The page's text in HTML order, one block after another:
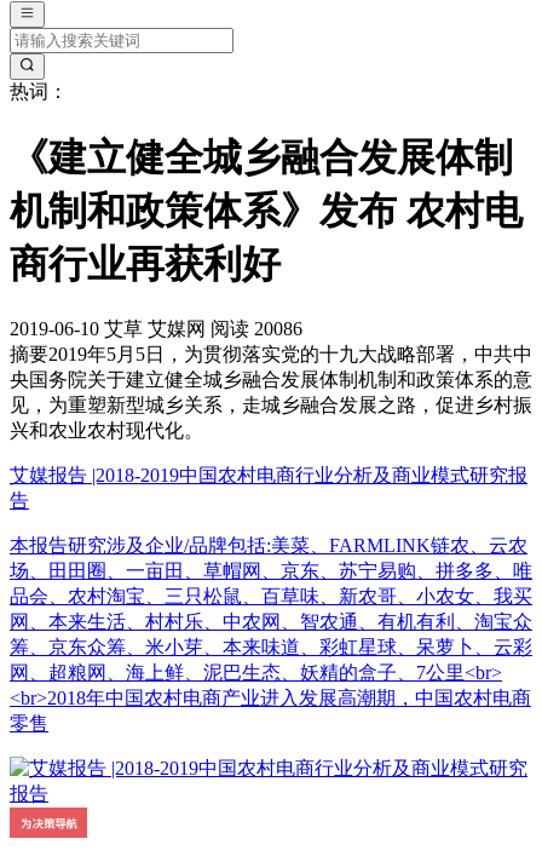
热词：
《建立健全城乡融合发展体制
机制和政策体系》发布 农村电
商行业再获利好
2019-06-10 艾草 艾媒网 阅读 20086
摘要2019年5月5日，为贯彻落实党的十九大战略部署，中共中
央国务院关于建立健全城乡融合发展体制机制和政策体系的意
见，为重塑新型城乡关系，走城乡融合发展之路，促进乡村振
兴和农业农村现代化。
艾媒报告 |2018-2019中国农村电商行业分析及商业模式研究报
告
本报告研究涉及企业/品牌包括:美菜、FARMLINK链农、云农
场、田田圈、一亩田、草帽网、京东、苏宁易购、拼多多、唯
品会、农村淘宝、三只松鼠、百草味、新农哥、小农女、我买
网、本来生活、村村乐、中农网、智农通、有机有利、淘宝众
筹、京东众筹、米小芽、本来味道、彩虹星球、呆萝卜、云彩
网、超粮网、海上鲜、泥巴生态、妖精的盒子、7公里<br>
<br>2018年中国农村电商产业进入发展高潮期，中国农村电商
零售